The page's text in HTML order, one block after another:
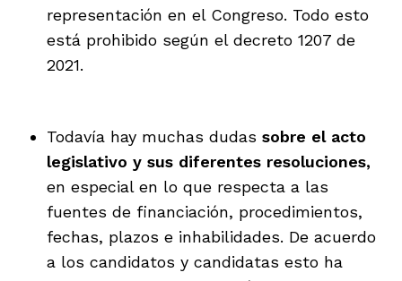
representación en el Congreso. Todo esto
está prohibido según el decreto 1207 de
2021.
Todavía hay muchas dudas sobre el acto
legislativo y sus diferentes resoluciones,
en especial en lo que respecta a las
fuentes de financiación, procedimientos,
fechas, plazos e inhabilidades. De acuerdo
a los candidatos y candidatas esto ha